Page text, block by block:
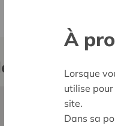
membres
À
Lorsque
utilise
site.
Dans sa